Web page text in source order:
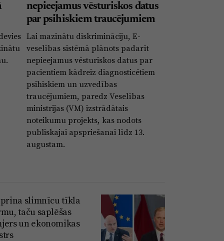
nepieejamus vēsturiskos datus
par psihiskiem traucējumiem
Lai mazinātu diskrimināciju, E-
veselības sistēmā plānots padarīt
nepieejamus vēsturiskos datus par
pacientiem kādreiz diagnosticētiem
psihiskiem un uzvedības
traucējumiem, paredz Veselības
ministrijas (VM) izstrādātais
noteikumu projekts, kas nodots
publiskajai apspriešanai līdz 13.
augustam.
slimnīcu tīkla
taču saplēšas
un ekonomikas